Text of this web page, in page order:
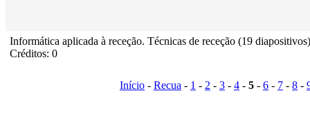
Informática aplicada à receção. Técnicas de receção (19 diapositivos)
Créditos: 0
Início - Recua - 1 - 2 - 3 - 4 - 5 - 6 - 7 - 8 -